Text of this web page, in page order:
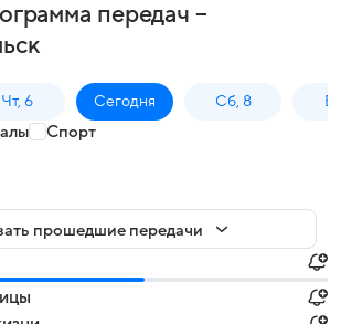
передач –
Чт, 6 Сегодня Сб, 8
Спорт
прошедшие передачи